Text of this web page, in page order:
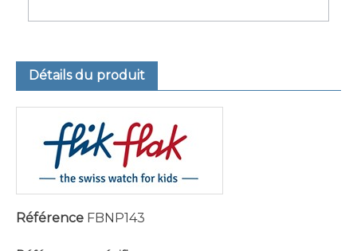
Détails du produit
Référence FBNP143